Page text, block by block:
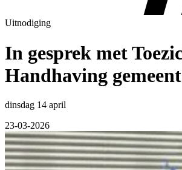
Uitnodiging
In gesprek met
Handhaving
dinsdag 14 april
23-03-2026